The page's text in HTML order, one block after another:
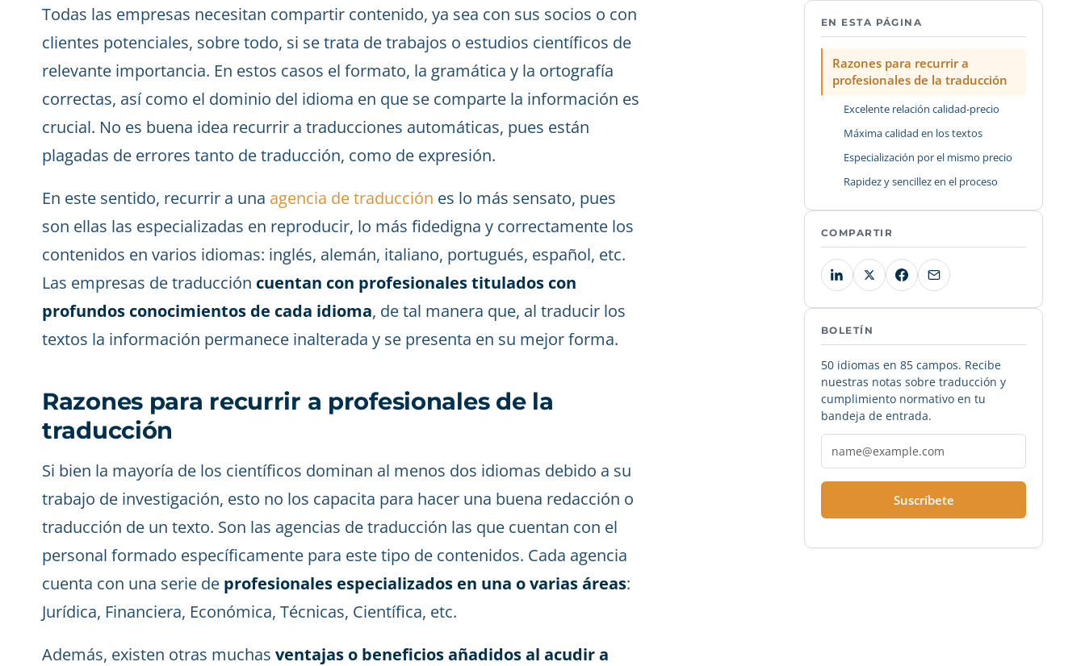
Todas las empresas necesitan compartir contenido, ya sea con sus socios o con
clientes potenciales, sobre todo, si se trata de trabajos o estudios científicos de
relevante importancia. En estos casos el formato, la gramática y la ortografía
correctas, así como el dominio del idioma en que se comparte la información es
crucial. No es buena idea recurrir a traducciones automáticas, pues están
plagadas de errores tanto de traducción, como de expresión.
En este sentido, recurrir a una agencia de traducción es lo más sensato, pues
son ellas las especializadas en reproducir, lo más fidedigna y correctamente los
contenidos en varios idiomas: inglés, alemán, italiano, portugués, español, etc.
Las empresas de traducción cuentan con profesionales titulados con
profundos conocimientos de cada idioma, de tal manera que, al traducir los
textos la información permanece inalterada y se presenta en su mejor forma.
Razones para recurrir a profesionales de la
traducción
Si bien la mayoría de los científicos dominan al menos dos idiomas debido a su
trabajo de investigación, esto no los capacita para hacer una buena redacción o
traducción de un texto. Son las agencias de traducción las que cuentan con el
personal formado específicamente para este tipo de contenidos. Cada agencia
cuenta con una serie de profesionales especializados en una o varias áreas:
Jurídica, Financiera, Económica, Técnicas, Científica, etc.
Además, existen otras muchas ventajas o beneficios añadidos al acudir a
EN ESTA PÁGINA
Razones para recurrir a
profesionales de la traducción
Excelente relación calidad-precio
Máxima calidad en los textos
Especialización por el mismo precio
Rapidez y sencillez en el proceso
COMPARTIR
BOLETÍN
50 idiomas en 85 campos. Recibe
nuestras notas sobre traducción y
cumplimiento normativo en tu
bandeja de entrada.
Suscríbete